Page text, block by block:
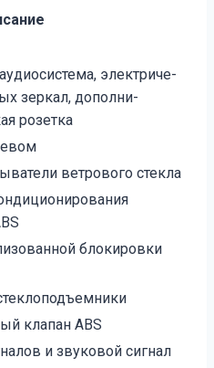
электриче­
зеркал, дополни­
розетка
ветрового стекла
блокировки
клапан ABS
и звуковой сигнал